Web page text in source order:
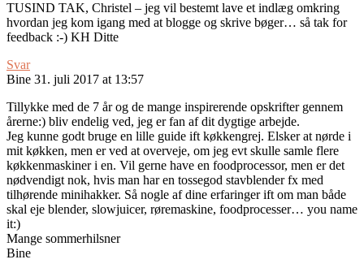
TUSIND TAK, Christel – jeg vil bestemt lave et indlæg omkring
hvordan jeg kom igang med at blogge og skrive bøger… så tak for
feedback :-) KH Ditte
Svar
Bine 31. juli 2017 at 13:57
Tillykke med de 7 år og de mange inspirerende opskrifter gennem
årerne:) bliv endelig ved, jeg er fan af dit dygtige arbejde.
Jeg kunne godt bruge en lille guide ift køkkengrej. Elsker at nørde i
mit køkken, men er ved at overveje, om jeg evt skulle samle flere
køkkenmaskiner i en. Vil gerne have en foodprocessor, men er det
nødvendigt nok, hvis man har en tossegod stavblender fx med
tilhørende minihakker. Så nogle af dine erfaringer ift om man både
skal eje blender, slowjuicer, røremaskine, foodprocesser… you name
it:)
Mange sommerhilsner
Bine